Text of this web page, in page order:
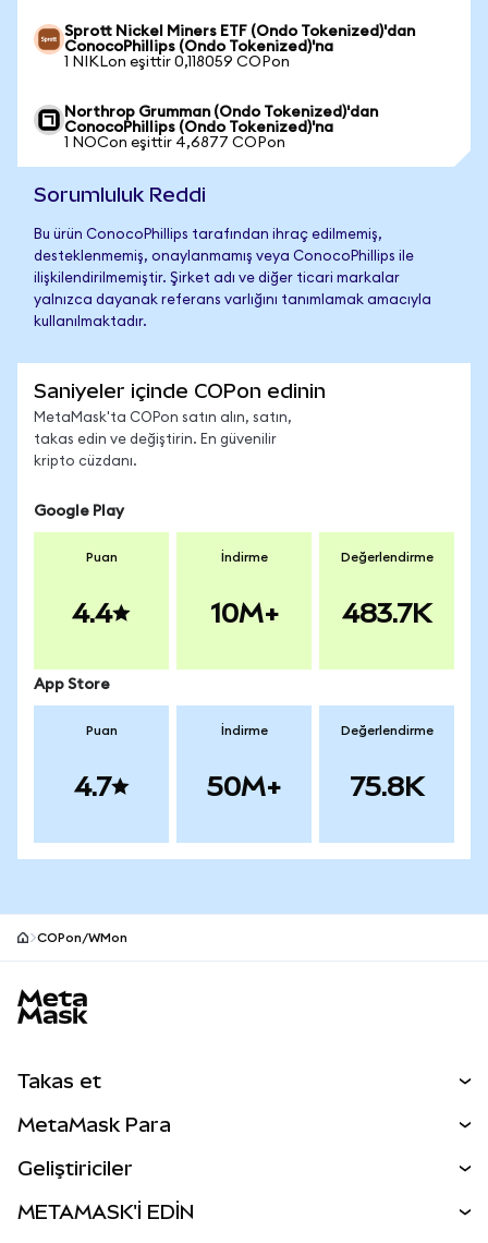
Sprott Nickel Miners ETF (Ondo Tokenized)'dan
ConocoPhillips (Ondo Tokenized)'na
1 NIKLon eşittir 0,118059 COPon
Northrop Grumman (Ondo Tokenized)'dan
ConocoPhillips (Ondo Tokenized)'na
1 NOCon eşittir 4,6877 COPon
Sorumluluk Reddi
Bu ürün ConocoPhillips tarafından ihraç edilmemiş,
desteklenmemiş, onaylanmamış veya ConocoPhillips ile
ilişkilendirilmemiştir. Şirket adı ve diğer ticari markalar
yalnızca dayanak referans varlığını tanımlamak amacıyla
kullanılmaktadır.
Saniyeler içinde COPon edinin
MetaMask'ta COPon satın alın, satın,
takas edin ve değiştirin. En güvenilir
kripto cüzdanı.
Google Play
Puan
4.4
İndirme
10M+
Değerlendirme
483.7K
App Store
Puan
4.7
İndirme
50M+
Değerlendirme
75.8K
COPon/WMon
Takas et
Perps
RWA'lar
MetaMask Para
Geliştiriciler
METAMASK'İ EDİN